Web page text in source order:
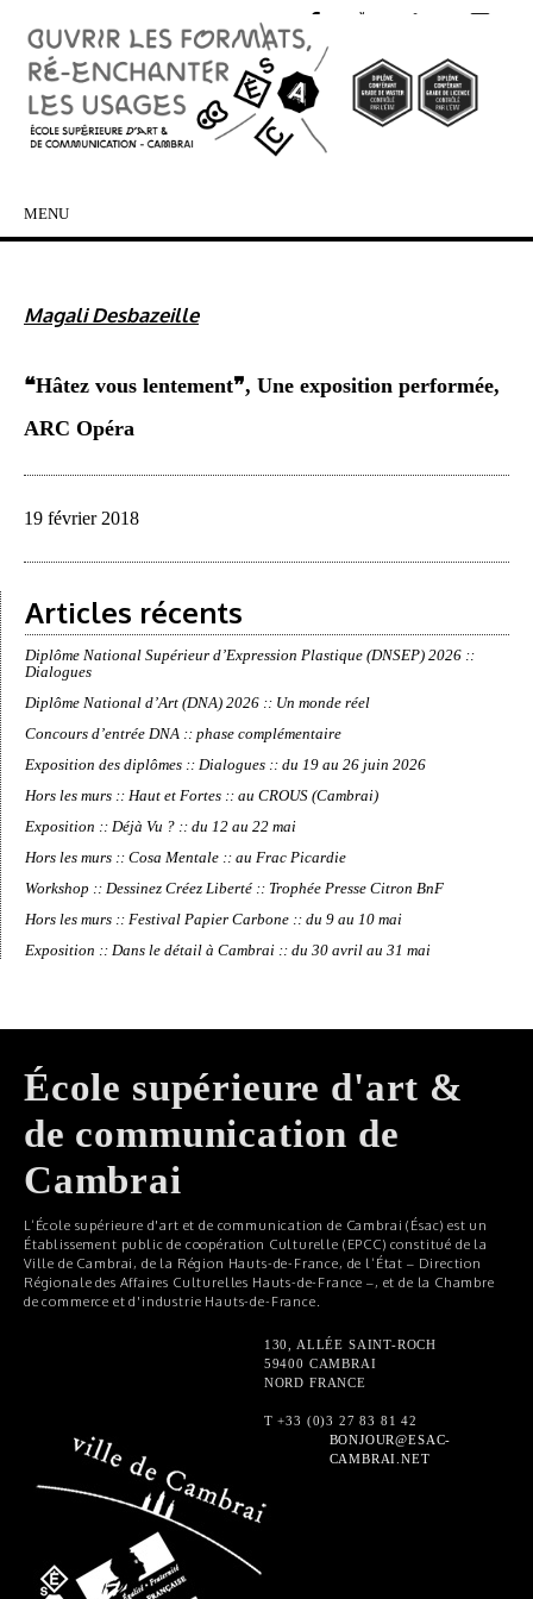
MENU
Magali Desbazeille
❝Hâtez vous lentement❞, Une exposition performée,
ARC Opéra
19 février 2018
Articles récents
Diplôme National Supérieur d’Expression Plastique (DNSEP) 2026 ::
Dialogues
Diplôme National d’Art (DNA) 2026 :: Un monde réel
Concours d’entrée DNA :: phase complémentaire
Exposition des diplômes :: Dialogues :: du 19 au 26 juin 2026
Hors les murs :: Haut et Fortes :: au CROUS (Cambrai)
Exposition :: Déjà Vu ? :: du 12 au 22 mai
Hors les murs :: Cosa Mentale :: au Frac Picardie
Workshop :: Dessinez Créez Liberté :: Trophée Presse Citron BnF
Hors les murs :: Festival Papier Carbone :: du 9 au 10 mai
Exposition :: Dans le détail à Cambrai :: du 30 avril au 31 mai
École supérieure d'art &
de communication de
Cambrai
L’École supérieure d'art et de communication de Cambrai (Ésac) est un
Établissement public de coopération Culturelle (EPCC) constitué de la
Ville de Cambrai, de la Région Hauts-de-France, de l’État – Direction
Régionale des Affaires Culturelles Hauts-de-France –, et de la Chambre
de commerce et d'industrie Hauts-de-France.
130, ALLÉE SAINT-ROCH
59400 CAMBRAI
NORD FRANCE
T +33 (0)3 27 83 81 42
BONJOUR@ESAC-
CAMBRAI.NET